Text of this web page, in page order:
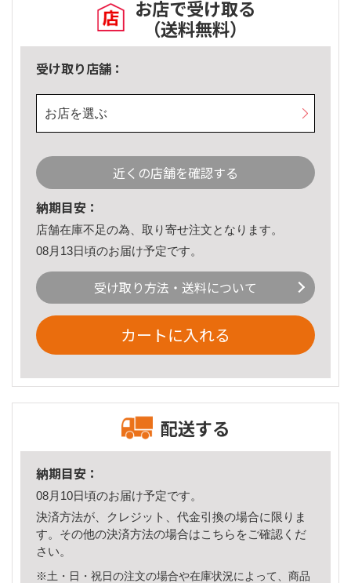
お店で受け取る
（送料無料）
受け取り店舗：
お店を選ぶ
近くの店舗を確認する
納期目安：
店舗在庫不足の為、取り寄せ注文となります。
08月13日頃のお届け予定です。
受け取り方法・送料について
カートに入れる
配送する
納期目安：
08月10日頃のお届け予定です。
決済方法が、クレジット、代金引換の場合に限りま
す。その他の決済方法の場合はこちら をご確認くだ
さい。
※土・日・祝日の注文の場合や在庫状況によって、商品